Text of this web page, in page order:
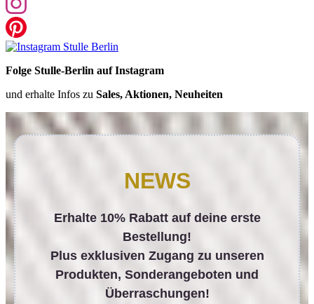
Folge Stulle-Berlin auf Instagram
und erhalte Infos zu Sales, Aktionen, Neuheiten
NEWS
Erhalte 10% Rabatt auf deine erste
Bestellung!
Plus exklusiven Zugang zu unseren
Produkten, Sonderangeboten und
Überraschungen!